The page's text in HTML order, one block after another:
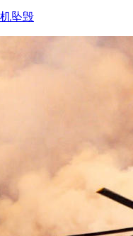
坠毁